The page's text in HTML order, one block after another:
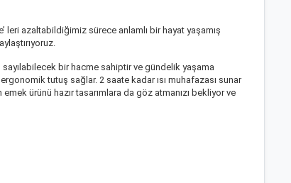
leri azaltabildiğimiz sürece anlamlı bir hayat yaşamış
bir hacme sahiptir ve gündelik yaşama
tutuş sağlar. 2 saate kadar ısı muhafazası sunar
ürünü hazır tasarımlara da göz atmanızı bekliyor ve